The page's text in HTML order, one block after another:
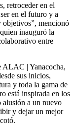
retroceder en el
en el futuro y a
objetivos”, mencionó
inauguró la
entre
ALAC | Yanacocha,
sus inicios,
y toda la gama de
está inspirada en los
alusión a un nuevo
y dejar un mejor